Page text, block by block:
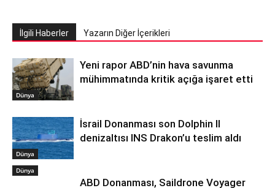
İlgili Haberler Yazarın Diğer İçerikleri
Dünya
Yeni rapor ABD’nin hava savunma
mühimmatında kritik açığa işaret etti
Dünya
İsrail Donanması son Dolphin II
denizaltısı INS Drakon’u teslim aldı
Dünya
ABD Donanması, Saildrone Voyager